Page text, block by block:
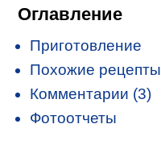
Оглавление
Приготовление
Похожие рецепты
Комментарии (3)
Фотоотчеты